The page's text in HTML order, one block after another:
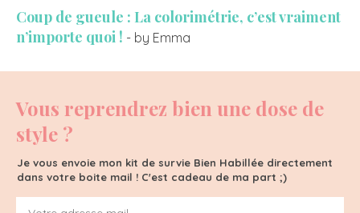
Coup de gueule : La colorimétrie, c’est vraiment
n’importe quoi ! - by Emma
Vous reprendrez bien une dose de
style ?
Je vous envoie mon kit de survie Bien Habillée directement
dans votre boite mail ! C'est cadeau de ma part ;)